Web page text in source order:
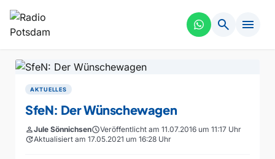
search menu
AKTUELLES
SfeN: Der Wünschewagen
personJule SönnichsenscheduleVeröffentlicht am 11.07.2016 um 11:17 Uhr
updateAktualisiert am 17.05.2021 um 16:28 Uhr